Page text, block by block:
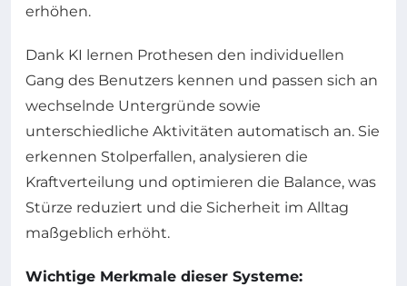
erhöhen.
Dank KI lernen Prothesen den individuellen
Gang des Benutzers kennen und passen sich an
wechselnde Untergründe sowie
unterschiedliche Aktivitäten automatisch an. Sie
erkennen Stolperfallen, analysieren die
Kraftverteilung und optimieren die Balance, was
Stürze reduziert und die Sicherheit im Alltag
maßgeblich erhöht.
Wichtige Merkmale dieser Systeme: